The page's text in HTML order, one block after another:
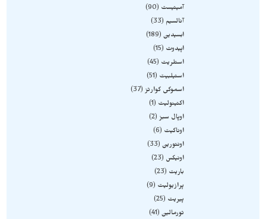
آمیتیست
90
آنالسیم
33
ابسیدین 189
اپیدوت
15
استلریت
45
استیلبیت
51
اسموکی کوارتز 37
اکتینولیت
1
اوپال سبز 2
اوناکیت
6
اونتورین 33
اونیکس
23
باریت
23
پرازیولیت
9
پیریت
25
تورمالین 41